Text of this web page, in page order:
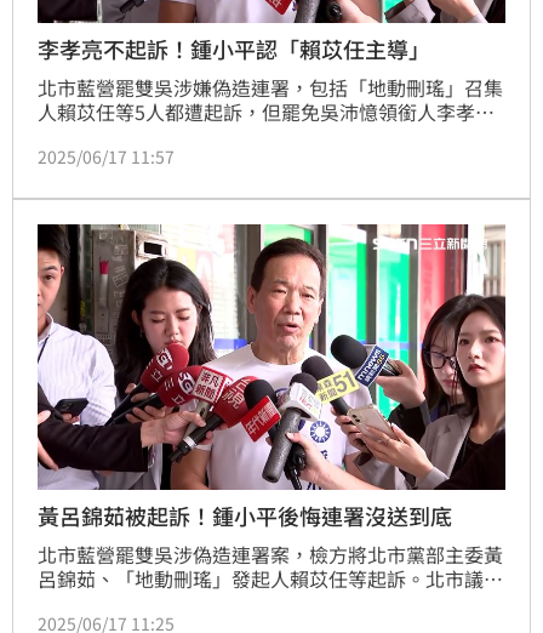
李孝亮不起訴！鍾小平認「賴苡任主導」
北市藍營罷雙吳涉嫌偽造連署，包括「地動刪瑤」召集
人賴苡任等5人都遭起訴，但罷免吳沛憶領銜人李孝亮
菸，無法證明他知悉連署造假一事。北市議員鍾小平今
鴨子上架，且都是賴苡任主導，李沒法插手、跟區黨部
沒往來，也只能抽菸、休息了。
2025/06/17 11:57
黃呂錦茹被起訴！鍾小平後悔連署沒送到底
北市藍營罷雙吳涉偽造連署案，檢方將北市黨部主委黃
呂錦茹、「地動刪瑤」發起人賴苡任等起訴。北市議員
他和黃呂的感情，他也很後悔當初聽了朱立倫辦公室主
2025/06/17 11:25